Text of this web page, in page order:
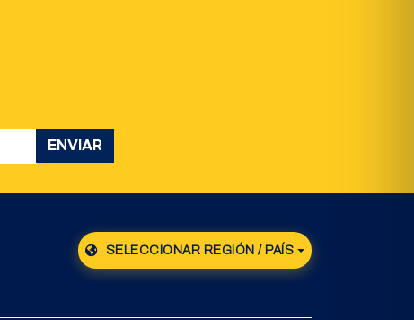
ENVIAR
SELECCIONAR REGIÓN / PAÍS